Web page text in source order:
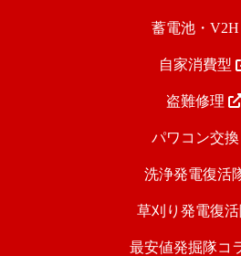
蓄電池・V2H
自家消費型
盗難修理
パワコン交換
洗浄発電復活
草刈り発電復
最安値発掘隊コ